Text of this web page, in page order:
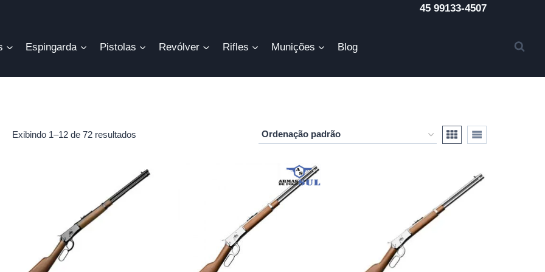
45 99133-4507
Espingarda Pistolas Revólver Rifles Munições Blog
Exibindo 1–12 de 72 resultados